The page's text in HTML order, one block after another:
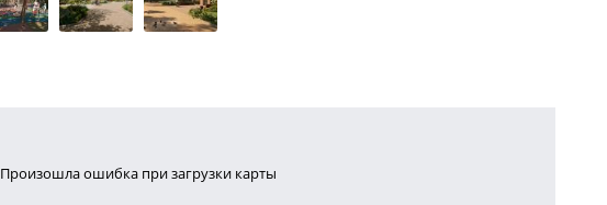
Произошла ошибка при загрузки карты